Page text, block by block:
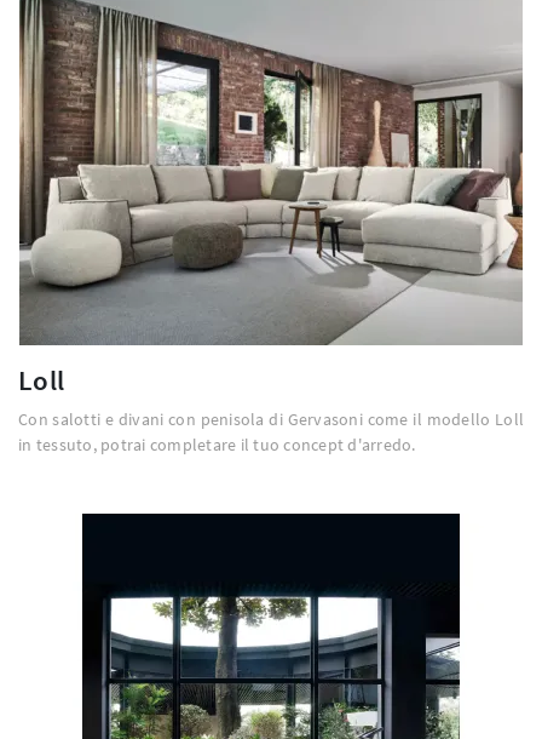
Loll
Con salotti e divani con penisola di Gervasoni come il modello Loll
in tessuto, potrai completare il tuo concept d'arredo.